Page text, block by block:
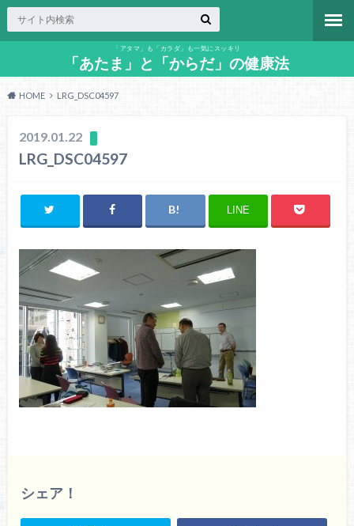
「アタマ」も「カラダ」も一気にスッキリ
「あたま」と「からだ」の健康法
HOME LRG_DSC04597
2019.01.22
LRG_DSC04597
LINE
シェア！